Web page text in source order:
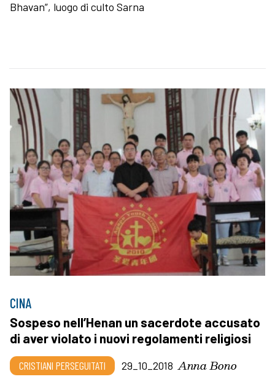
Bhavan”, luogo di culto Sarna
CINA
Sospeso nell’Henan un sacerdote accusato
di aver violato i nuovi regolamenti religiosi
CRISTIANI PERSEGUITATI 29_10_2018 Anna Bono